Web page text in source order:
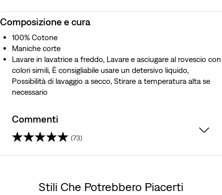
Composizione e cura
100% Cotone
Maniche corte
Lavare in lavatrice a freddo, Lavare e asciugare al rovescio con
colori simili, È consigliabile usare un detersivo liquido,
Possibilità di lavaggio a secco, Stirare a temperatura alta se
necessario
Commenti
(73)
Stili Che Potrebbero Piacerti